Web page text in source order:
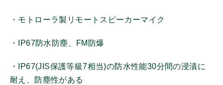
・モトローラ製リモートスピーカーマイク
・IP67防水防塵、FM防爆
・IP67(JIS保護等級7相当)の防水性能30分間の浸漬に
耐え、防塵性がある
オンザウェイ
その他メーカー